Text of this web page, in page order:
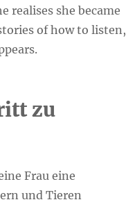
realises she became
of how to listen,
zu
Frau eine
und Tieren